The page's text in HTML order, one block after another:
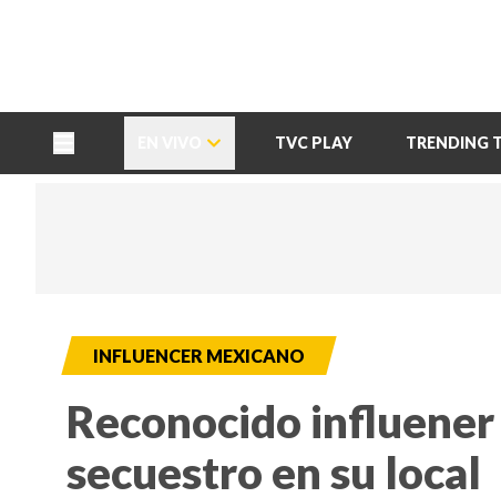
TVC PLAY TRENDING
INFLUENCER MEXICANO
Reconocido
secuestro en su local